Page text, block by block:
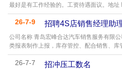
最好是有工作经验的。工资待遇面议。地址
26-7-9 招聘4S店销售经理助
公司名称 青岛宏峰合达汽车销售服务有限
类报表制作上报，库存管控、配合销售、库
26-7-7 招冲压工数名